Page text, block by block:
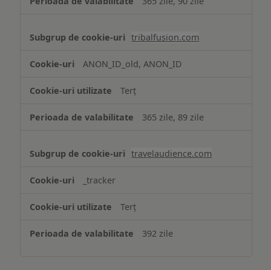
tribalfusion.com
ANON_ID_old, ANON_ID
Terț
365 zile, 89 zile
travelaudience.com
_tracker
Terț
392 zile